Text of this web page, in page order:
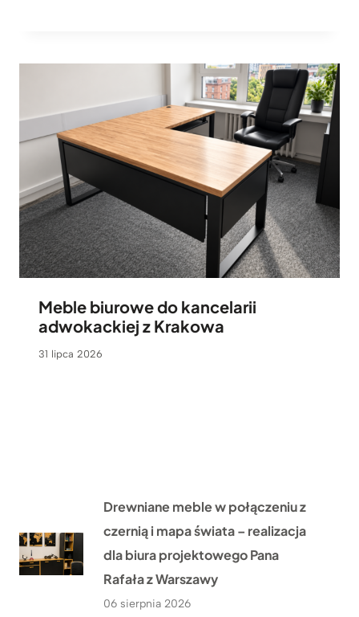
Meble biurowe do kancelarii
adwokackiej z Krakowa
31 lipca 2026
Drewniane meble w połączeniu z
czernią i mapa świata – realizacja
dla biura projektowego Pana
Rafała z Warszawy
06 sierpnia 2026